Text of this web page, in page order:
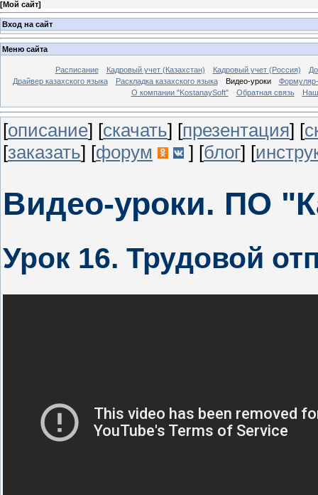
[Мой сайт]
Вход на сайт
Меню сайта
Расписание Кадровый учет (Казахстан) Кадровый учет (Россия)
Драйвер казахского языка
Раскладка казахского языка Видео-уроки
Формуляр-
О компании "KostanaySoft"
Обратная связь
[описание] [скачать] [презентация] [
[заказать] [форум ] [блог] [
Видео-уроки. ПО
Урок 16. Трудовой